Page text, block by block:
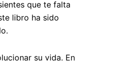
que te falta
libro ha sido
su vida. En